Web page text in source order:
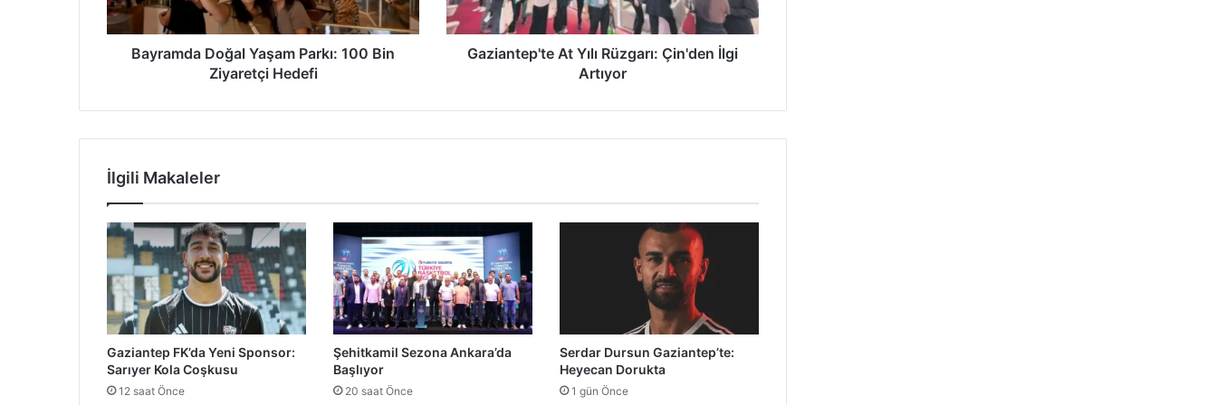
a
D
l
ş
a
m
P
a
r
k
:
1
0
0
B
Bayramda Doğal Yaşam Parkı: 100 Bin
Ziyaretçi Hedefi
e
p
A
ı
R
ü
z
g
a
r
ı
:
Gaziantep'te At Yılı Rüzgarı: Çin'den İlgi
Artıyor
İlgili Makaleler
Gaziantep FK’da Yeni Sponsor:
Sarıyer Kola Coşkusu
12 saat Önce
Şehitkamil Sezona Ankara’da
Başlıyor
20 saat Önce
Serdar Dursun Gaziantep’te:
Heyecan Dorukta
1 gün Önce